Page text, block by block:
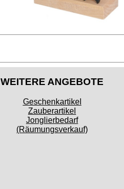
WEITERE ANGEBOTE
Geschenkartikel
Zauberartikel
Jonglierbedarf
(Räumungsverkauf)